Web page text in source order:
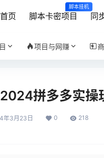
首页 脚本卡密项目
脚本挂机
同
项目与网赚
拼多多实操
年3月23日 0 218